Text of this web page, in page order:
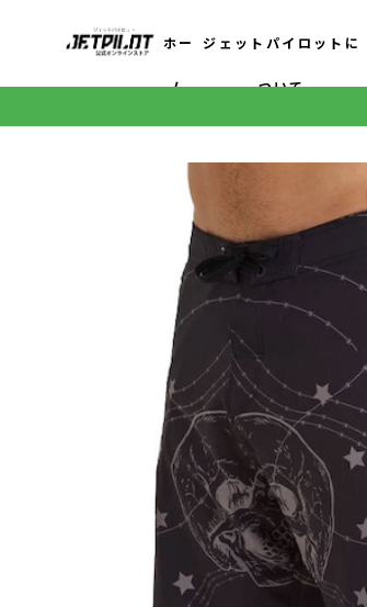
ホー
ム
ジェットパイロットに
ついて